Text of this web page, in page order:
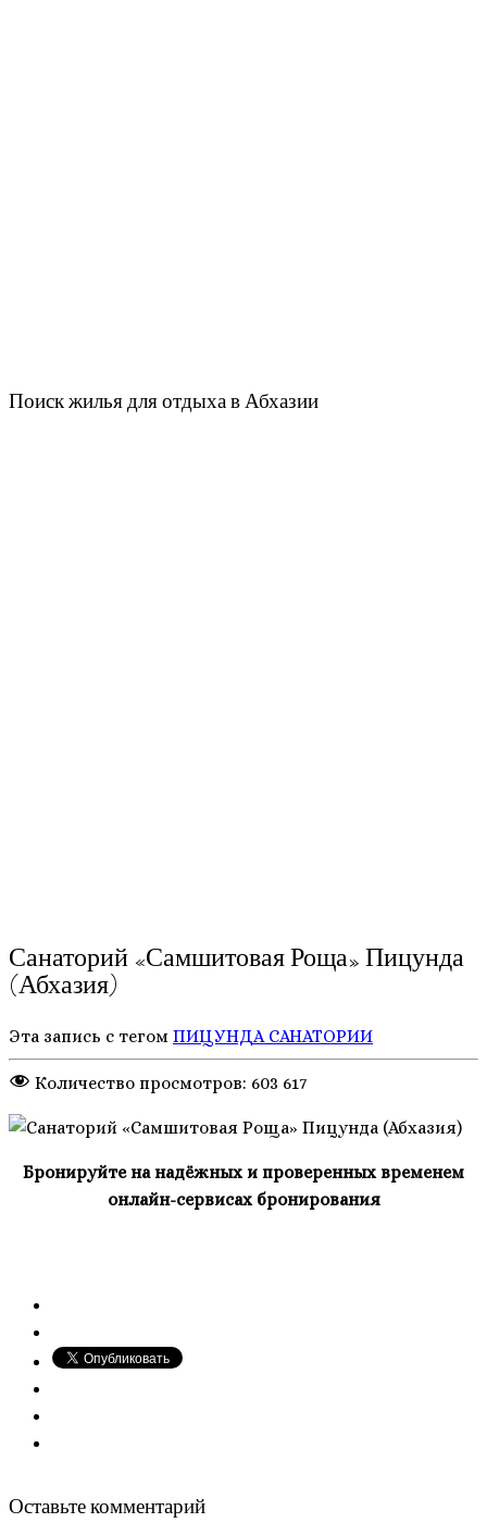
Поиск жилья для отдыха в Абхазии
Санаторий «Самшитовая Роща» Пицунда
(Абхазия)
Эта запись с тегом ПИЦУНДА САНАТОРИИ
Количество просмотров: 603 617
Бронируйте на надёжных и проверенных временем
онлайн-сервисах бронирования
Оставьте комментарий